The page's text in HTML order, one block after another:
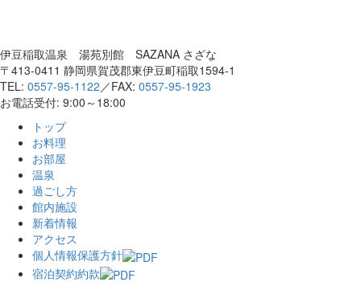
伊豆稲取温泉 湯苑別館 SAZANA さざな
〒413-0411 静岡県賀茂郡東伊豆町稲取1594-1
TEL: 0557-95-1122／FAX: 0557-95-1923
お電話受付: 9:00～18:00
トップ
お料理
お部屋
温泉
過ごし方
館内施設
新着情報
アクセス
個人情報保護方針
宿泊契約約款